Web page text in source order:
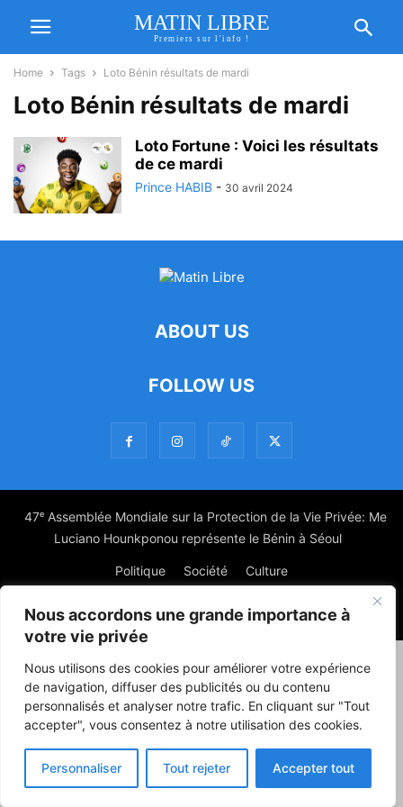
Nous accordons une grande importance à
votre vie privée
Nous utilisons des cookies pour améliorer votre expérience
de navigation, diffuser des publicités ou du contenu
personnalisés et analyser notre trafic. En cliquant sur "Tout
accepter", vous consentez à notre utilisation des cookies.
Personnaliser Tout rejeter Accepter tout
MATIN LIBRE
Premiers sur l'info !
Home Tags Loto Bénin résultats de mardi
Loto Bénin résultats de mardi
Loto Fortune : Voici les résultats
de ce mardi
Prince HABIB - 30 avril 2024
ABOUT US
FOLLOW US
47ᵉ Assemblée Mondiale sur la Protection de la Vie Privée: Me
Luciano Hounkponou représente le Bénin à Séoul
Politique Société Culture
© Powered by digitXplus Francophone